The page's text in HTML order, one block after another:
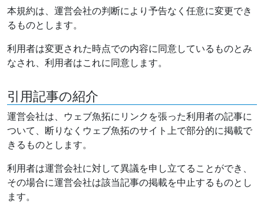
本規約は、運営会社の判断により予告なく任意に変更でき
るものとします。
利用者は変更された時点での内容に同意しているものとみ
なされ、利用者はこれに同意します。
引用記事の紹介
運営会社は、ウェブ魚拓にリンクを張った利用者の記事に
ついて、断りなくウェブ魚拓のサイト上で部分的に掲載で
きるものとします。
利用者は運営会社に対して異議を申し立てることができ、
その場合に運営会社は該当記事の掲載を中止するものとし
ます。